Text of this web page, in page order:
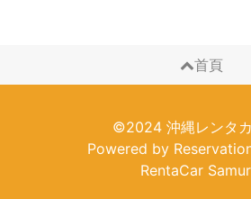
首頁
©2024 沖縄レンタ
Powered by
RentaCar